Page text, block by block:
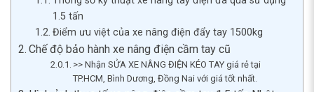
1.5 tấn
Điểm ưu việt của xe nâng điện đẩy tay 1500kg
Chế độ bảo hành xe nâng điện cầm tay cũ
>> Nhận SỬA XE NÂNG ĐIỆN KÉO TAY giá rẻ tại
TP.HCM, Bình Dương, Đồng Nai với giá tốt nhất.